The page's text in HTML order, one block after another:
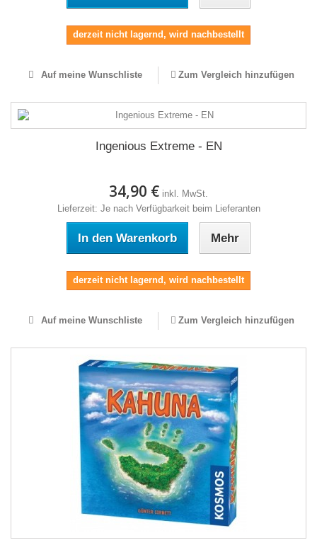
derzeit nicht lagernd, wird nachbestellt
Auf meine Wunschliste Zum Vergleich hinzufügen
Ingenious Extreme - EN
34,90 € inkl. MwSt.
Lieferzeit: Je nach Verfügbarkeit beim Lieferanten
In den Warenkorb Mehr
derzeit nicht lagernd, wird nachbestellt
Auf meine Wunschliste Zum Vergleich hinzufügen